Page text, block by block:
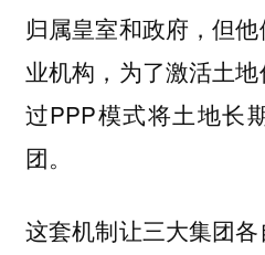
归属皇室和政府，但
业机构，为了激活土
过PPP模式将土地长
团。
这套机制让三大集团